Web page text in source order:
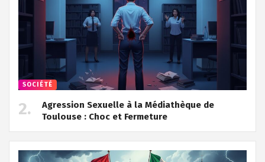
SOCIÉTÉ
Agression Sexuelle à la Médiathèque de
Toulouse : Choc et Fermeture